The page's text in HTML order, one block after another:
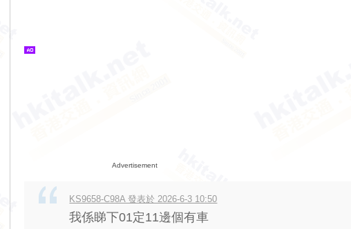
Advertisement
KS9658-C98A 發表於 2026-6-3 10:50
我係睇下01定11邊個有車